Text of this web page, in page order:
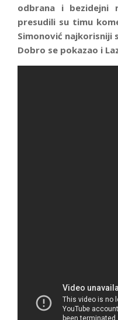
odbrana i
presudili su timu
Simonović najkorisniji
Dobro se pokazao i